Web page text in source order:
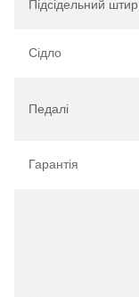
Підсідельний штир
Сідло
Педалі
Гарантія